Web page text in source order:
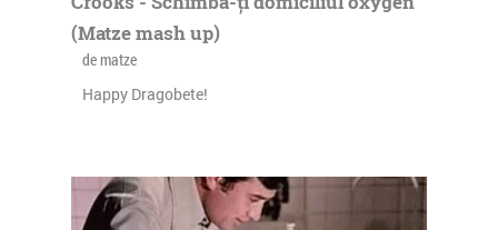
(Matze mash up)
de matze
Happy Dragobete!